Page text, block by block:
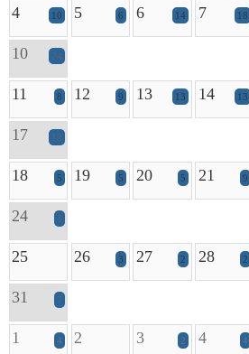
4 10 5 6 6 14 7 18
10 24
11 8 12 9 13 13 14 13
17 18
18 5 19 5 20 5 21 9
24 1
25 26 3 27 2 28 2
31 7
1 4 2 3 2 4 4